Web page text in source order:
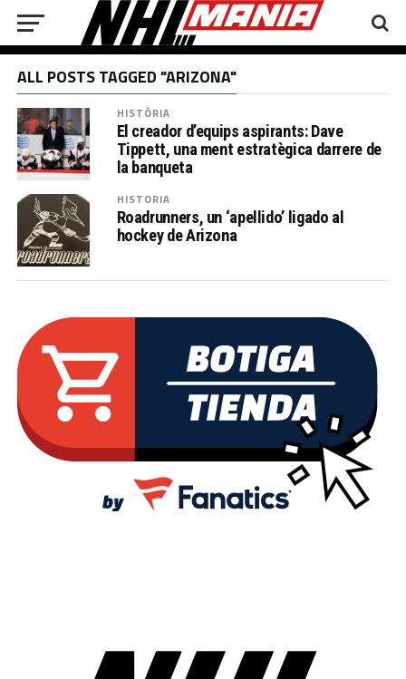
ALL POSTS TAGGED "ARIZONA"
HISTÒRIA
El creador d’equips aspirants: Dave
Tippett, una ment estratègica darrere de
la banqueta
HISTORIA
Roadrunners, un ‘apellido’ ligado al
hockey de Arizona